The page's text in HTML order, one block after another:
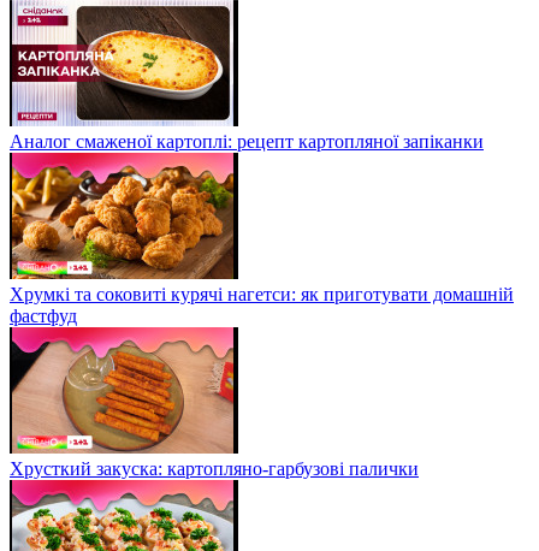
Аналог смаженої картоплі: рецепт картопляної запіканки
Хрумкі та соковиті курячі нагетси: як приготувати домашній
фастфуд
Хрусткий закуска: картопляно-гарбузові палички